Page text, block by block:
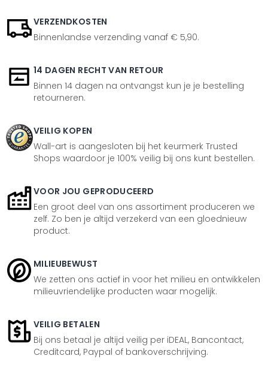
VERZENDKOSTEN
Binnenlandse verzending vanaf € 5,90.
14 DAGEN RECHT VAN RETOUR
Binnen 14 dagen na ontvangst kun je je bestelling
retourneren.
VEILIG KOPEN
Wall-art is aangesloten bij het keurmerk Trusted
Shops waardoor je 100% veilig bij ons kunt bestellen.
VOOR JOU GEPRODUCEERD
Een groot deel van ons assortiment produceren we
zelf. Zo ben je altijd verzekerd van een gloednieuw
product.
MILIEUBEWUST
We zetten ons actief in voor het milieu en ontwikkelen
milieuvriendelijke producten waar mogelijk.
VEILIG BETALEN
Bij ons betaal je altijd veilig per iDEAL, Bancontact,
Creditcard, Paypal of bankoverschrijving.